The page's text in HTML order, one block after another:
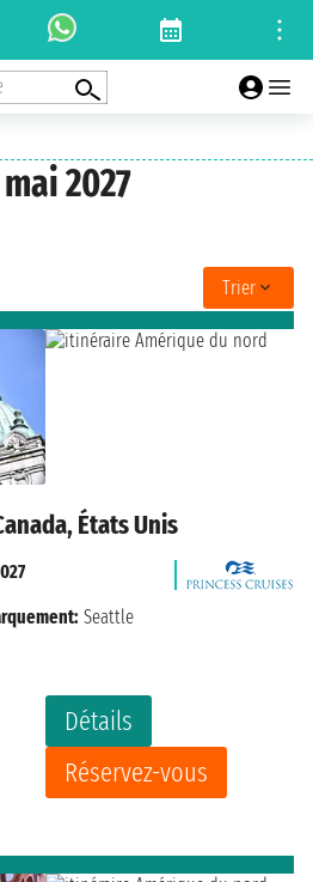
2027
Trier
États Unis
Détails
Réservez-vous
Seattle